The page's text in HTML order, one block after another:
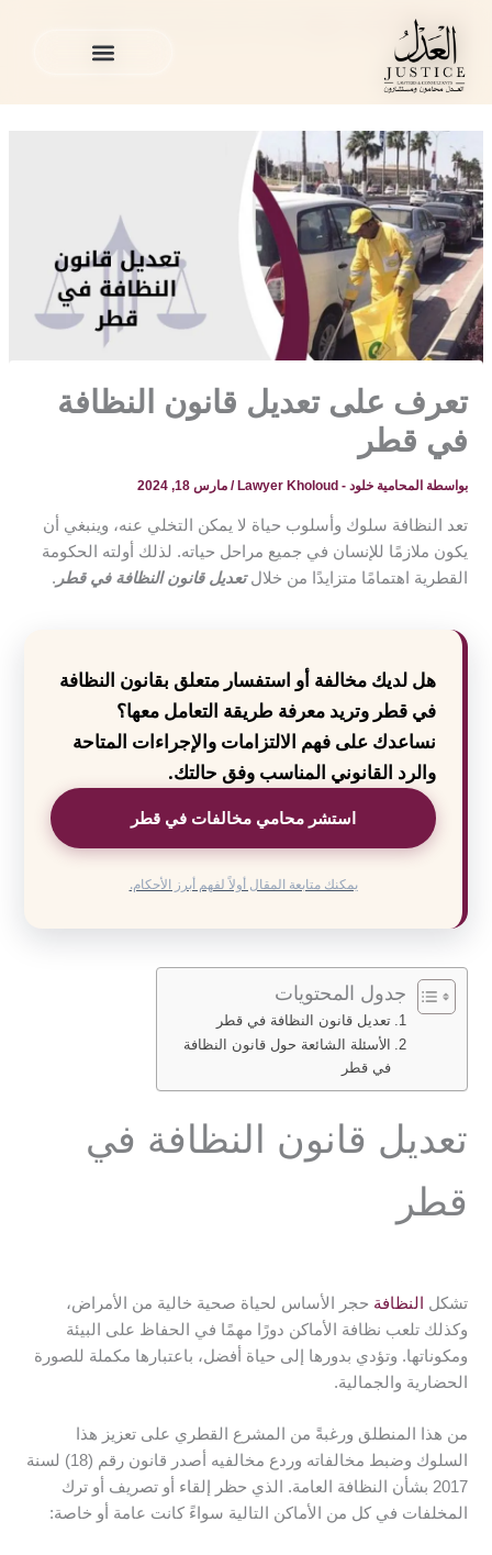
المحتوى
المدونة القانونية
قطر
تعرف على تعديل قانون النظافة
في قطر
بواسطة المحامية خلود - Lawyer Kholoud /مارس 18, 2024
تعد النظافة سلوك وأسلوب حياة لا يمكن التخلي عنه، وينبغي أن
يكون ملازمًا للإنسان في جميع مراحل حياته. لذلك أولته الحكومة
القطرية اهتمامًا متزايدًا من خلالتعديل قانون النظافة في قطر .
هل لديك مخالفة أو استفسار متعلق بقانون النظافة
في قطر وتريد معرفة طريقة التعامل معها؟
نساعدك على فهم الالتزامات والإجراءات المتاحة
والرد القانوني المناسب وفق حالتك.
استشر محامي مخالفات في قطر
يمكنك متابعة المقال أولاً لفهم أبرز الأحكام.
جدول المحتويات
تعديل قانون النظافة في قطر
الأسئلة الشائعة حول قانون النظافة
في قطر
تعديل قانون النظافة في
قطر
تشكل النظافة حجر الأساس لحياة صحية خالية من الأمراض،
وكذلك تلعب نظافة الأماكن دورًا مهمًا في الحفاظ على البيئة
ومكوناتها. وتؤدي بدورها إلى حياة أفضل، باعتبارها مكملة للصورة
الحضارية والجمالية.
من هذا المنطلق ورغبةً من المشرع القطري على تعزيز هذا
السلوك وضبط مخالفاته وردع مخالفيه أصدر قانون رقم (18) لسنة
2017 بشأن النظافة العامة. الذي حظر إلقاء أو تصريف أو ترك
المخلفات في كل من الأماكن التالية سواءً كانت عامة أو خاصة: